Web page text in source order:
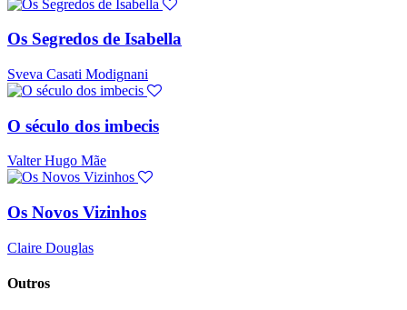
Os Segredos de Isabella
Sveva Casati Modignani
O século dos imbecis
Valter Hugo Mãe
Os Novos Vizinhos
Claire Douglas
Outros